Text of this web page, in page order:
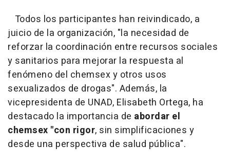
Todos los participantes han reivindicado, a
juicio de la organización, "la necesidad de
reforzar la coordinación entre recursos sociales
y sanitarios para mejorar la respuesta al
fenómeno del chemsex y otros usos
sexualizados de drogas". Además, la
vicepresidenta de UNAD, Elisabeth Ortega, ha
destacado la importancia de abordar el
chemsex "con rigor, sin simplificaciones y
desde una perspectiva de salud pública".